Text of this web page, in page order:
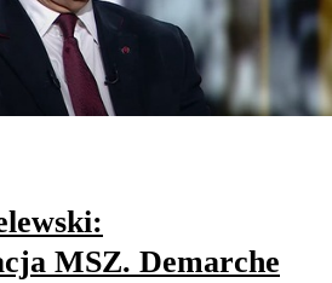
MSZ. Demarche